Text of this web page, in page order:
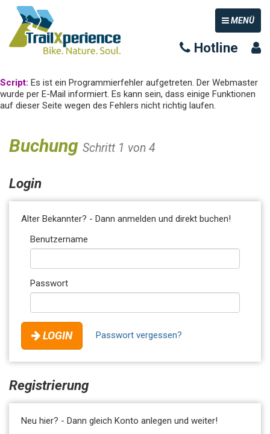
TOGGLE
MENÜ
Hotline
Script: Es ist ein Programmierfehler aufgetreten. Der Webmaster
wurde per E-Mail informiert. Es kann sein, dass einige Funktionen
auf dieser Seite wegen des Fehlers nicht richtig laufen.
Buchung Schritt 1 von 4
Login
Alter Bekannter? - Dann anmelden und direkt buchen!
Benutzername
Passwort
LOGIN Passwort vergessen?
Registrierung
Neu hier? - Dann gleich Konto anlegen und weiter!